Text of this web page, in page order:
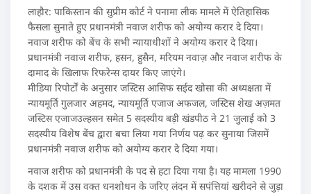
लाहौर: पाकिस्तान की सुप्रीम कोर्ट ने पनामा लीक मामले में ऐतिहासिक
फैसला सुनाते हुए प्रधानमंत्री नवाज शरीफ को अयोग्य करार दे दिया।
नवाज शरीफ को बेंच के सभी न्यायाधीशों ने अयोग्य करार दे दिया।
प्रधानमंत्री नवाज शरीफ, हसन, हुसैन, मरियम नवाज़ और नवाज शरीफ के
दामाद के खिलाफ रिफरेन्स दायर किए जाएंगे।
मीडिया रिपोर्टों के अनुसार जस्टिस आसिफ सईद खोसा की अध्यक्षता में
न्यायमूर्ति गुलजार अहमद, न्यायमूर्ति एजाज अफजल, जस्टिस शेख अज़मत
जस्टिस एजाजउल्हसन समेत 5 सदस्यीय बड़ी खंडपीठ ने 21 जुलाई को 3
सदस्यीय विशेष बेंच द्वारा बचा लिया गया निर्णय पढ़ कर सुनाया जिसमें
प्रधानमंत्री नवाज शरीफ को अयोग्य करार दे दिया गया।
नवाज शरीफ को प्रधानमंत्री के पद से हटा दिया गया है। यह मामला 1990
के दशक में उस वक्त धनशोधन के जरिए लंदन में सपंत्तियां खरीदने से जुड़ा